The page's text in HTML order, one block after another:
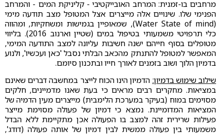
מרחבים בו-זמנית: המרחב האובייקטיבי - קליניקת המים - והמרחב
הפנימי שלו. שינויים אלה מייצרים אצל המטופל מצב תודעה מימי
(Water State of mind), שמאופיין בגמישות ומשחקיות, ומהווה
כלי תרפויטי משמעותי בטיפול במים (שטיין וארנוב 2016). בליווי
מטופלים בסוף חייהם ישנה חשיבות עליונה למצב התודעה המימי,
המאפשר למטופל להתנתק מהכאב הבלתי נסבל 'כאן ועכשיו', ולנוע
בדמיון הלוך ושוב בזמנים לאורך חייו ובתכנון סיומם.
שילוב שימוש בדמיון: הדמיון הינו הכוח לייצר במחשבה דברים שאינם
במציאות. מחקרים רבים מראים כי בעת שאנו מדמיינים, חלקים
מסוימים במוח (בעיקר במערכת הלימבית) מייצרים מעין הדמיה של
המציאות המדומיינת. נמצא כי דמיון של פעולה מסוימת מייצר
פעילות שרירית זהה למצב בו הפעולה אכן מתקיימת ללא הבדל
משמעותי בין פעולה ממשית לבין דמיון של אותה פעולה (דודג',